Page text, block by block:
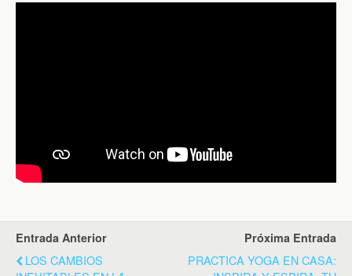
Entrada Anterior
LOS CAMBIOS
Próxima Entrada
PRACTICA YOGA EN CASA: